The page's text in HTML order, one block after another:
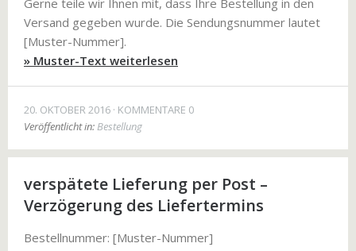
Gerne teile wir Ihnen mit, dass Ihre Bestellung in den
Versand gegeben wurde. Die Sendungsnummer lautet
[Muster-Nummer].
» Muster-Text weiterlesen
20. OKTOBER 2016 KOMMENTARE 0
Veröffentlicht in:Bestellung
verspätete Lieferung per Post –
Verzögerung des Liefertermins
Bestellnummer: [Muster-Nummer]